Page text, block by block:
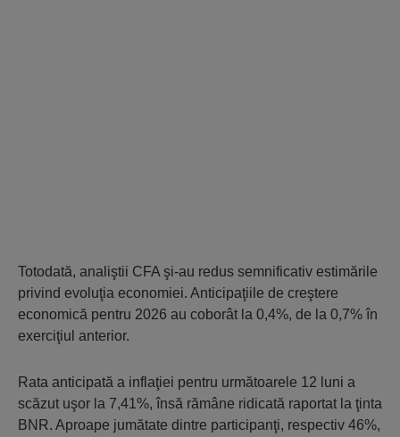
Totodată, analiştii CFA şi-au redus semnificativ estimările
privind evoluţia economiei. Anticipaţiile de creştere
economică pentru 2026 au coborât la 0,4%, de la 0,7% în
exerciţiul anterior.
Rata anticipată a inflaţiei pentru următoarele 12 luni a
scăzut uşor la 7,41%, însă rămâne ridicată raportat la ţinta
BNR. Aproape jumătate dintre participanţi, respectiv 46%,